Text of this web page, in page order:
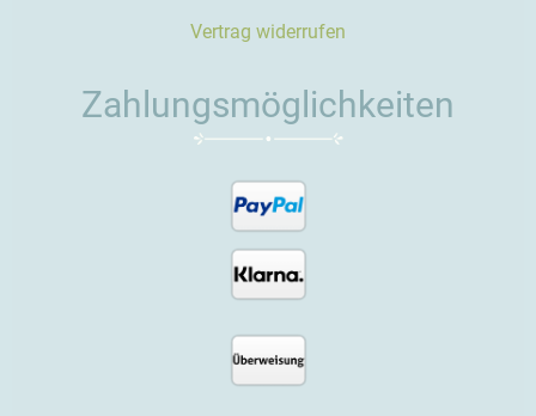
Vertrag widerrufen
Zahlungsmöglichkeiten